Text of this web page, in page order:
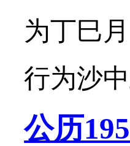
为丁巳
行为沙
公历